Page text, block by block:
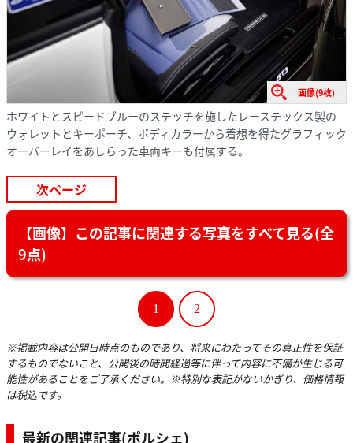
画像(9枚)
ホワイトとスピードブルーのステッチを施したレーステックス製の
ウォレットとキーポーチ、ボディカラーから着想を得たグラフィック
オーバーレイをあしらった車両キーも付属する。
次ページ
【画像】この記事に関連する写真をすべて見る(全
9点)
1 2
※掲載内容は公開日時点のものであり、将来にわたってその真正性を保証
するものでないこと、公開後の時間経過等に伴って内容に不備が生じる可
能性があることをご了承ください。※特別な表記がないかぎり、価格情報
は税込です。
最新の関連記事(ポルシェ)